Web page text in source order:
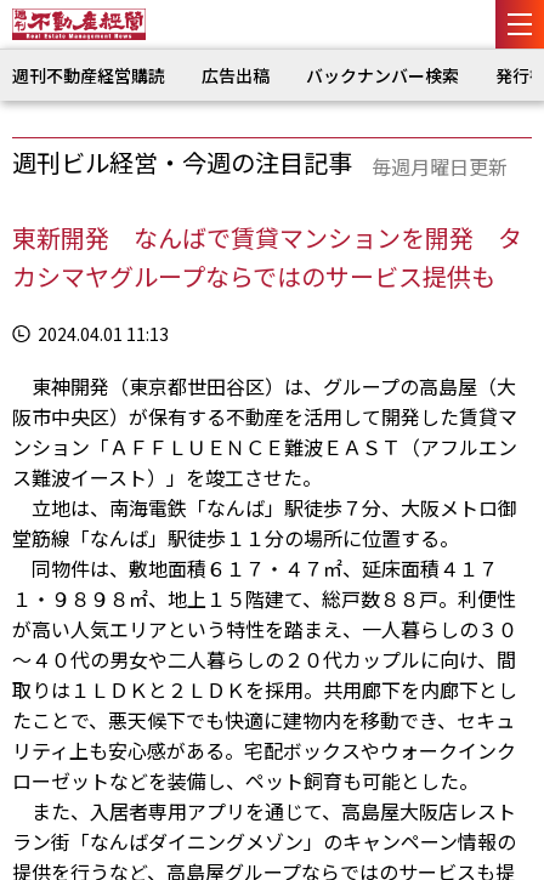
週刊不動産経営購読 広告出稿 バックナンバー検索 発行
週刊ビル経営・今週の注目記事 毎週月曜日更新
東新開発 なんばで賃貸マンションを開発 タ
カシマヤグループならではのサービス提供も
2024.04.01 11:13
東神開発（東京都世田谷区）は、グループの高島屋（大
阪市中央区）が保有する不動産を活用して開発した賃貸マ
ンション「ＡＦＦＬＵＥＮＣＥ難波ＥＡＳＴ（アフルエン
ス難波イースト）」を竣工させた。
立地は、南海電鉄「なんば」駅徒歩７分、大阪メトロ御
堂筋線「なんば」駅徒歩１１分の場所に位置する。
同物件は、敷地面積６１７・４７㎡、延床面積４１７
１・９８９８㎡、地上１５階建て、総戸数８８戸。利便性
が高い人気エリアという特性を踏まえ、一人暮らしの３０
～４０代の男女や二人暮らしの２０代カップルに向け、間
取りは１ＬＤＫと２ＬＤＫを採用。共用廊下を内廊下とし
たことで、悪天候下でも快適に建物内を移動でき、セキュ
リティ上も安心感がある。宅配ボックスやウォークインク
ローゼットなどを装備し、ペット飼育も可能とした。
また、入居者専用アプリを通じて、高島屋大阪店レスト
ラン街「なんばダイニングメゾン」のキャンペーン情報の
提供を行うなど、高島屋グループならではのサービスも提